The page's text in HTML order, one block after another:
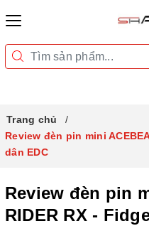
Trang chủ
Review đèn pin mini
dân EDC
Review đèn pin
RIDER RX -